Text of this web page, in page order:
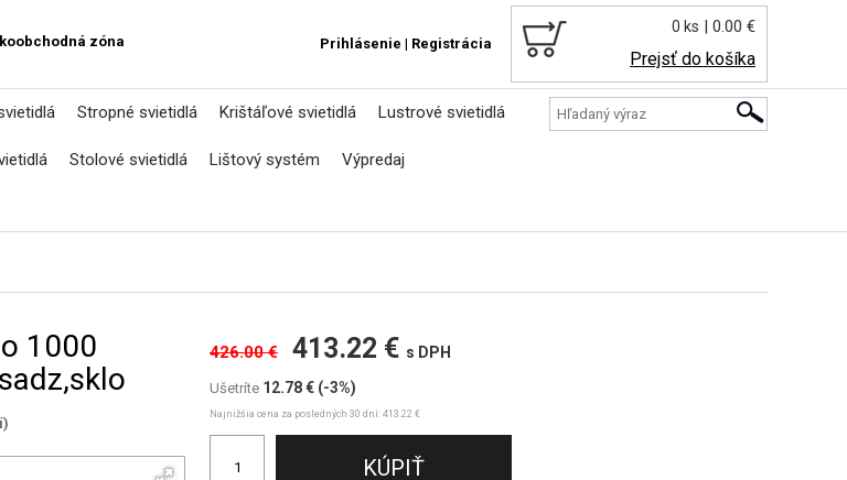
zóna
0 ks | 0.00 €
Prejsť do košíka
Prihlásenie | Registrácia
Stropné svietidlá Krištáľové svietidlá Lustrové svietidlá
Stolové svietidlá Lištový systém Výpredaj
1000
426.00 € 413.22 € s DPH
Ušetríte 12.78 € (-3%)
Najnižšia cena za posledných 30 dní: 413.22 €